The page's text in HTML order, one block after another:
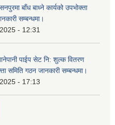
बाँध बाध्ने कार्यको उपभोक्ता
सम्बन्धमा।
- 12:31
पाईप सेट नि: शुल्क वितरण
समिति गठन जानकारी सम्बन्धमा।
- 17:13